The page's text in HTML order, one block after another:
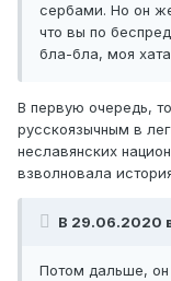
сербами. Но он
что вы по
бла-бла, моя
В первую очередь,
русскоязычным в
неславянских
взволновала
В 29.06.2020 в
Потом дальше, он